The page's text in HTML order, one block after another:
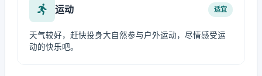
运动 适宜
天气较好，赶快投身大自然参与户外运动，尽情感受运
动的快乐吧。